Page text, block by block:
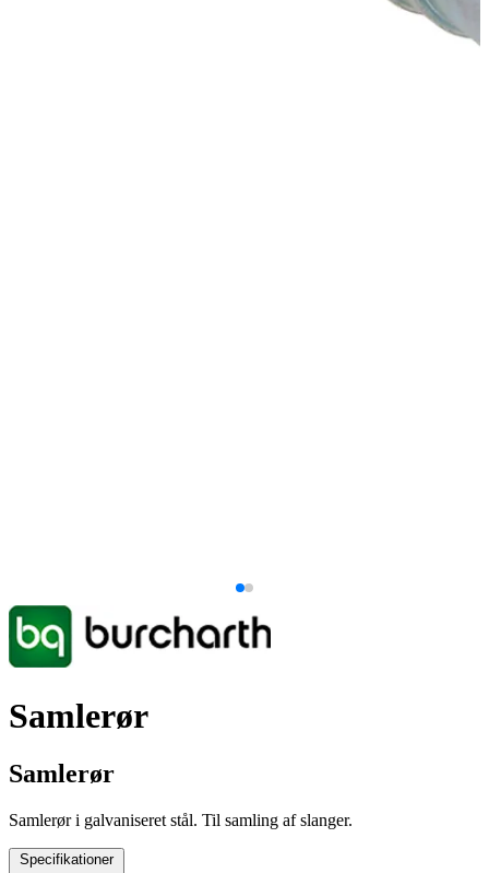
Samlerør
Samlerør
Samlerør i galvaniseret stål. Til samling af slanger.
Specifikationer